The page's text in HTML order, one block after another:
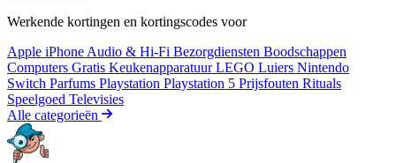
Werkende kortingen en kortingscodes voor
Apple iPhone Audio & Hi-Fi Bezorgdiensten Boodschappen
Computers Gratis KeukenapparatuurLEGO Luiers Nintendo
Switch Parfums Playstation Playstation 5 Prijsfouten Rituals
Speelgoed Televisies
Alle categorieën